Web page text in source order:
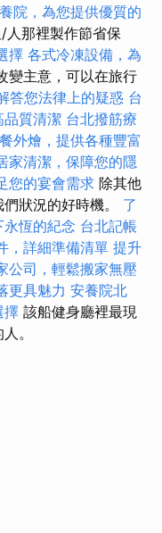
院，為您提供優質的
那裡製作節省保
擇 各式冷凍設備，為
變主意，可以在旅行
答您法律上的疑惑 台
品質清潔 台北撥筋療
外燴，提供各種豐富
家清潔，保障您的隱
您的宴會需求 除其他
狀況的好時機。 了
恆的紀念 台北記帳
，詳細準備清單 提升
公司，輕鬆搬家無壓
更具魅力 安養院北
擇 該船健身廳裡最現
。